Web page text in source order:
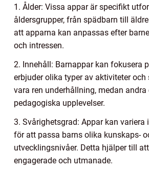
1. Ålder: Vissa appar är specifikt
åldersgrupper, från spädbarn till
att apparna kan anpassas efter
och intressen.
2. Innehåll: Barnappar kan fokusera
erbjuder olika typer av aktiviteter och
vara ren underhållning, medan andra
pedagogiska upplevelser.
3. Svårighetsgrad: Appar kan variera
för att passa barns olika kunskaps-
utvecklingsnivåer. Detta hjälper till
engagerade och utmanade.